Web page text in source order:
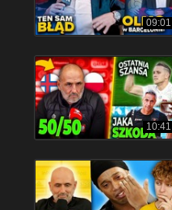
09:01
10:41